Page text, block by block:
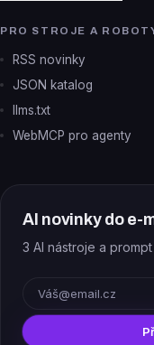
PRO STROJE A
RSS novinky
JSON katalog
llms.txt
WebMCP pro agenty
AI novinky do e-
3 AI nástroje a